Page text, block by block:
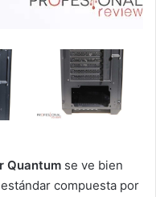
Quantum se ve bien
compuesta por